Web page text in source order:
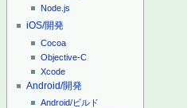
Node.js
iOS/開発
Cocoa
Objective-C
Xcode
Android/開発
Android/ビルド